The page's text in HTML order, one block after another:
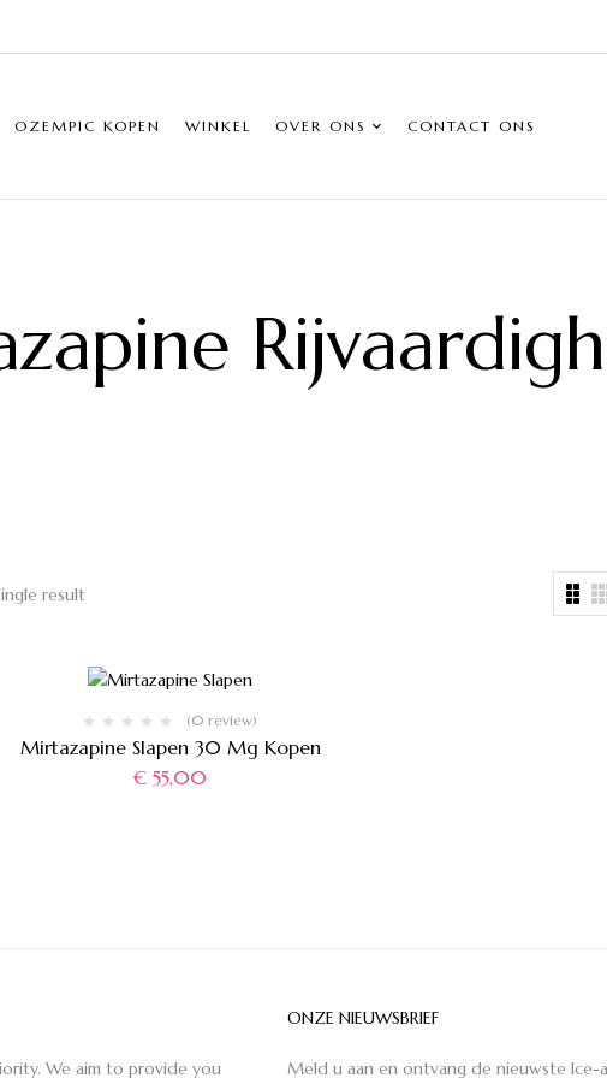
OZEMPIC KOPEN WINKEL OVER ONS CONTACT ONS
result
(0 review)
Mirtazapine Slapen 30 Mg Kopen
€ 55,00
We aim to provide you
ONZE NIEUWSBRIEF
Meld u aan en ontvang de nieuwste Ice-